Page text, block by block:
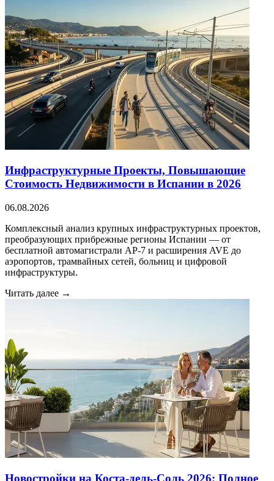
Инфраструктурные Проекты, Повышающие
Стоимость Недвижимости в Испании в 2026
06.08.2026
Комплексный анализ крупных инфраструктурных проектов,
преобразующих прибрежные регионы Испании — от
бесплатной автомагистрали AP-7 и расширения AVE до
аэропортов, трамвайных сетей, больниц и цифровой
инфраструктуры.
Читать далее →
Новостройки на Коста-дель-Соль 2026: Полное